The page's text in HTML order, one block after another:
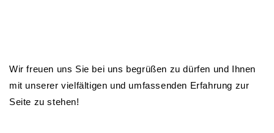
Wir freuen uns Sie bei uns begrüßen zu dürfen und Ihnen
mit unserer vielfältigen und umfassenden Erfahrung zur
Seite zu stehen!